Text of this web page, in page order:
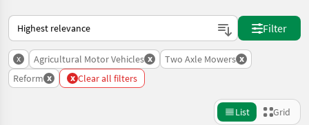
This is how sorting works on Landwirt.com
Filter
x Agricultural Motor Vehicles x Two Axle Mowers x
Reform x x Clear all filters
List Grid